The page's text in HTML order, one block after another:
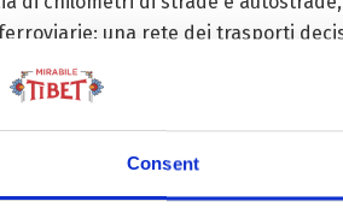
Consent
una rete dei trasporti
popolazioni, città e villaggi prima